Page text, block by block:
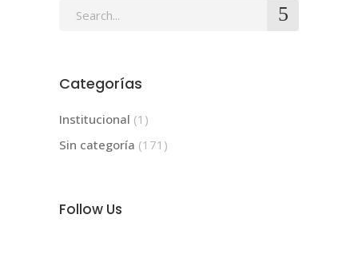
Search
Categorías
Institucional (1)
Sin categoría (171)
Follow Us